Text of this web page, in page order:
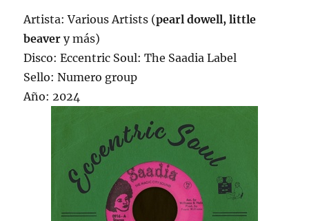
Artista: Various Artists (pearl dowell, little
beaver y más)
Disco: Eccentric Soul: The Saadia Label
Sello: Numero group
Año: 2024